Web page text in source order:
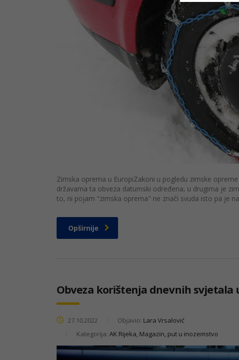
Zimska oprema u EuropiZakoni u pogledu zimske
državama ta obveza datumski određena, u drugima je
to, ni pojam "zimska oprema" ne znači svuda isto pa je
Opširnije
Obveza korištenja dnevnih svjetala
27.10.2022 Objavio: Lara Vrsalović
Kategorija: AK Rijeka, Magazin, put u inozemstvo